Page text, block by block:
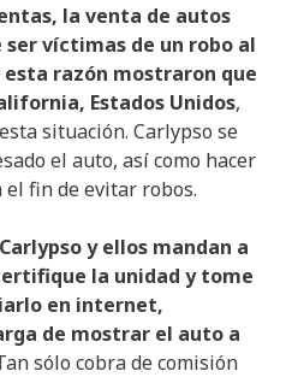
la venta de autos
víctimas de un robo al
razón mostraron que
Estados Unidos,
situación. Carlypso se
el auto, así como hacer
el fin de evitar robos.
y ellos mandan a
la unidad y tome
en internet,
de mostrar el auto a
sólo cobra de comisión